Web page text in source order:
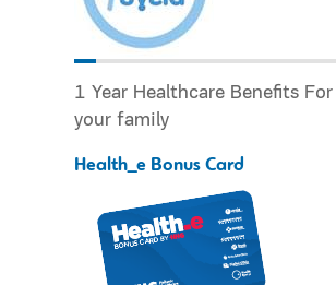
1 Year Healthcare Benefits
your family
Health_e Bonus Card